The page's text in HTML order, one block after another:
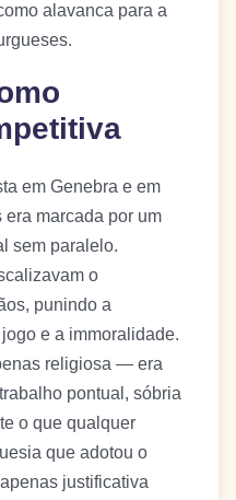
alavanca para a
em Genebra e em
marcada por um
sem paralelo.
o
punindo a
e a immoralidade.
religiosa — era
pontual, sóbria
o que qualquer
que adotou o
justificativa